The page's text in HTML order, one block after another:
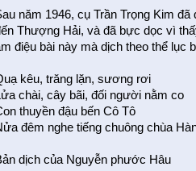
năm 1946, cụ Trần Trọng Kim
Thượng Hải, và đã bực dọc vì
điệu bài này mà dịch theo thể lục
kêu, trăng lặn, sương rơi
chài, cây bãi, đối người nằm co
thuyền đậu bến Cô Tô
đêm nghe tiếng chuông chùa
dịch của Nguyễn phước Hâu